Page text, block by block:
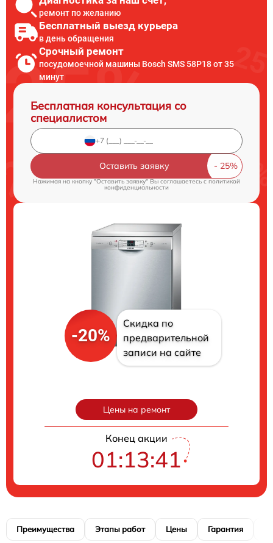
ремонт по желанию
Бесплатный выезд курьера
в день обращения
Срочный ремонт
посудомоечной машины Bosch SMS 58P18 от 35
минут
Бесплатная консультация со
специалистом
Оставить заявку
Нажимая на кнопку "Оставить заявку" Вы соглашаетесь cполитикой
конфиденциальности
-20%
Скидка по
предварительной
записи на сайте
Цены на ремонт
Конец акции
01:13:40
Преимущества Этапы работ Цены Гарантия